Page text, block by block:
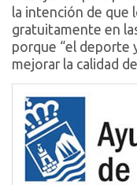
la intención de que
gratuitamente en
porque “el deporte
mejorar la calidad